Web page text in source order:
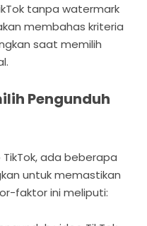
tanpa watermark
membahas kriteria
saat memilih
Pengunduh
ada beberapa
untuk memastikan
faktor ini meliputi: